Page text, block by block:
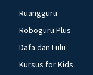
Ruangguru
Roboguru Plus
Dafa dan Lulu
Kursus for Kids